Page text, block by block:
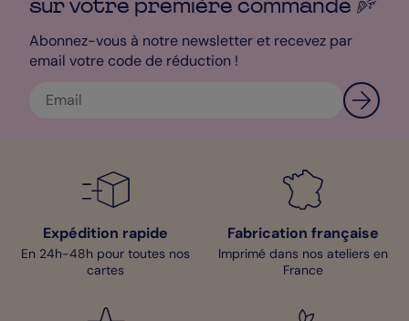
sur votre première commande
Abonnez-vous à notre newsletter et recevez par
email votre code de réduction !
Expédition rapide
En 24h-48h pour toutes nos
cartes
Fabrication française
Imprimé dans nos ateliers en
France